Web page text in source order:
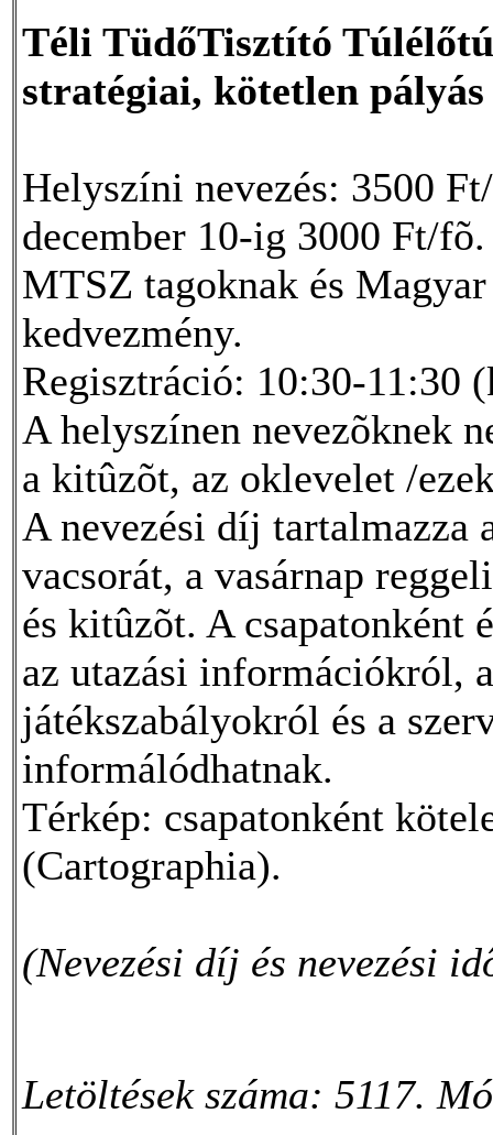
Téli TüdőTisztító
stratégiai, kötetlen
Helyszíni nevezés: 3500
december 10-ig 3000 Ft/
MTSZ tagoknak és
kedvezmény.
Regisztráció: 10:30-11:30
A helyszínen nevezõknek
a kitûzõt, az oklevelet /
A nevezési díj tartalmazza
vacsorát, a vasárnap
és kitûzõt. A csapatonként
az utazási információkról,
játékszabályokról és a
informálódhatnak.
Térkép: csapatonként
(Cartographia).
(Nevezési díj és nevezési
Letöltések száma: 5117.